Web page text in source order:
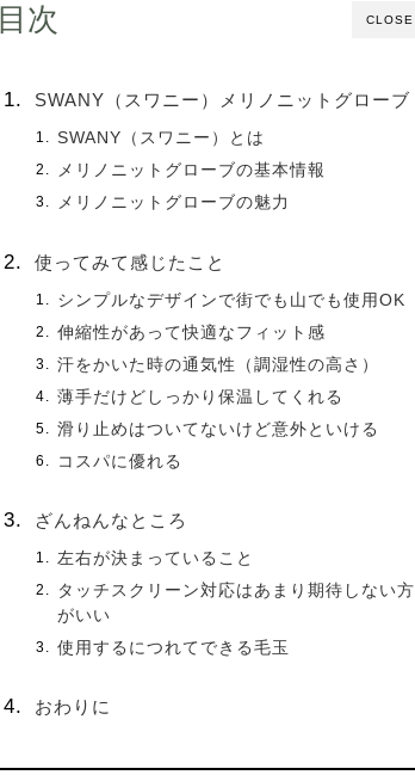
CLOSE
目次
SWANY（スワニー）メリノニットグローブ
SWANY（スワニー）とは
メリノニットグローブの基本情報
メリノニットグローブの魅力
使ってみて感じたこと
シンプルなデザインで街でも山でも使用OK
伸縮性があって快適なフィット感
汗をかいた時の通気性（調湿性の高さ）
薄手だけどしっかり保温してくれる
滑り止めはついてないけど意外といける
コスパに優れる
ざんねんなところ
左右が決まっていること
タッチスクリーン対応はあまり期待しない方
がいい
使用するにつれてできる毛玉
おわりに